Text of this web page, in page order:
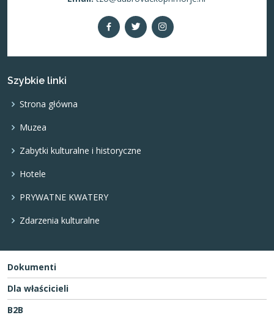
Szybkie linki
Strona główna
Muzea
Zabytki kulturalne i historyczne
Hotele
PRYWATNE KWATERY
Zdarzenia kulturalne
Dokumenti
Dla właścicieli
B2B